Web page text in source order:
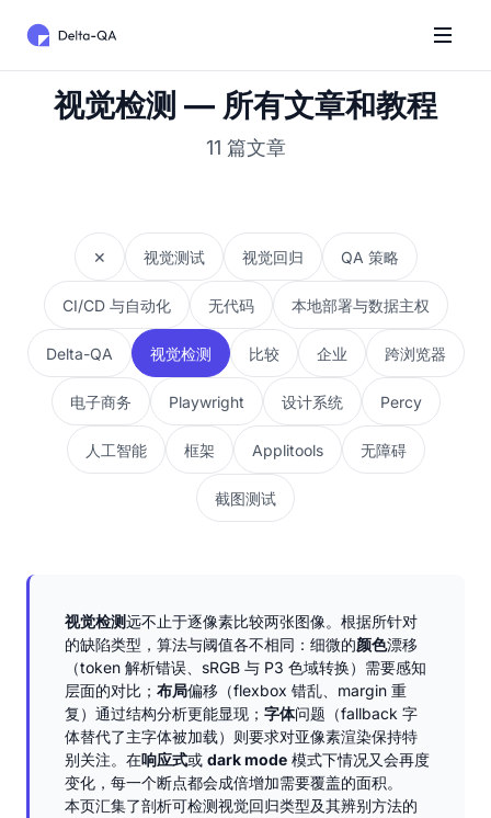
视觉检测 — 所有文章和教程
11 篇文章
✕ 视觉测试 视觉回归 QA 策略
CI/CD 与自动化 无代码 本地部署与数据主权
Delta-QA 视觉检测 比较 企业 跨浏览器
电子商务 Playwright 设计系统 Percy
人工智能 框架 Applitools 无障碍
截图测试
视觉检测远不止于逐像素比较两张图像。根据所针对
的缺陷类型，算法与阈值各不相同：细微的颜色漂移
（token 解析错误、sRGB 与 P3 色域转换）需要感知
层面的对比； 布局偏移（flexbox 错乱、margin 重
复）通过结构分析更能显现； 字体问题（fallback 字
体替代了主字体被加载）则要求对亚像素渲染保持特
别关注。在响应式或 dark mode 模式下情况又会再度
变化，每一个断点都会成倍增加需要覆盖的面积。
本页汇集了剖析可检测视觉回归类型及其辨别方法的